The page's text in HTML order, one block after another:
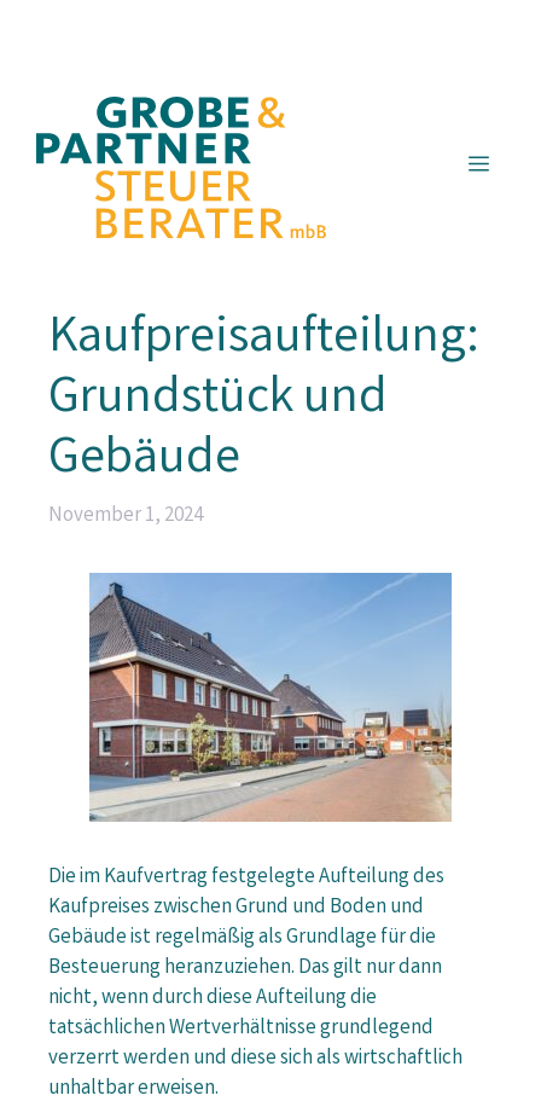
Menü
Kaufpreisaufteilung:
Grundstück und
Gebäude
November 1, 2024
Die im Kaufvertrag festgelegte Aufteilung des
Kaufpreises zwischen Grund und Boden und
Gebäude ist regelmäßig als Grundlage für die
Besteuerung heranzuziehen. Das gilt nur dann
nicht, wenn durch diese Aufteilung die
tatsächlichen Wertverhältnisse grundlegend
verzerrt werden und diese sich als wirtschaftlich
unhaltbar erweisen.